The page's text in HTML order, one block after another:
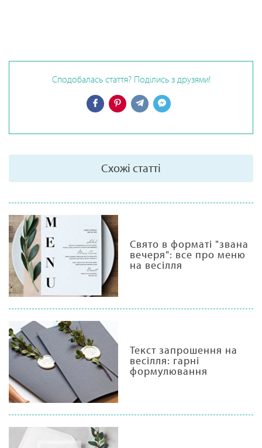
Сподобалась стаття? Поділись з друзями!
Схожі статті
Свято в форматі "звана
вечеря": все про меню
на весілля
Текст запрошення на
весілля: гарні
формулювання